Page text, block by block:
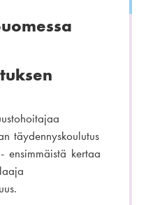
täydennyskoulutus
kertaa